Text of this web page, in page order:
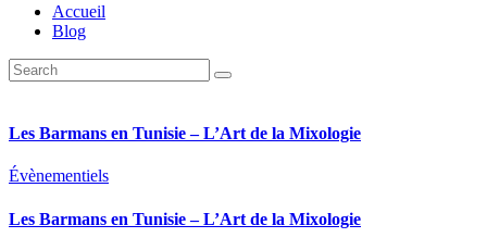
Accueil
Blog
Les Barmans en Tunisie – L’Art de la Mixologie
Évènementiels
Les Barmans en Tunisie – L’Art de la Mixologie